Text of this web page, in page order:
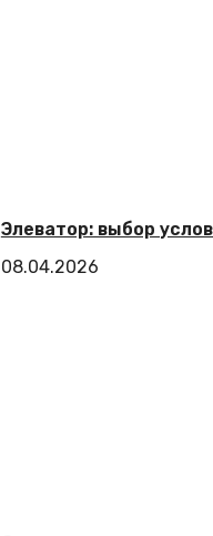
Элеватор: выбор
08.04.2026